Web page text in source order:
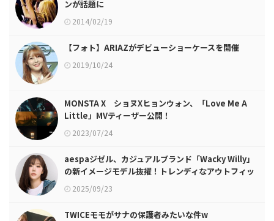
ンが話題に
2014/02/19
【フォト】ARIAZがデビューショーケースを開催
2019/10/24
MONSTA X ショヌXヒョンウォン、「Love Me A
Little」MVティーザー公開！
2023/07/24
aespaジゼル、カジュアルブランド「Wacky Willy」
の新イメージモデル抜擢！トレンディなアウトフィッ
ト提案
2025/09/23
TWICEモモがサナの保護者みたいな件w